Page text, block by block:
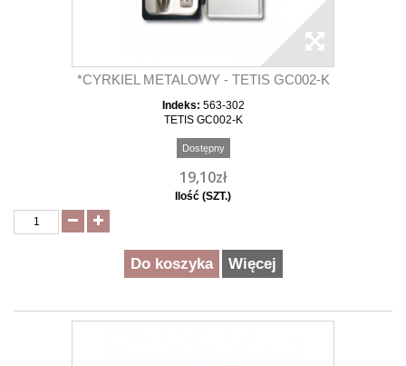
*CYRKIEL METALOWY - TETIS GC002-K
Indeks: 563-302
TETIS GC002-K
Dostępny
19,10zł
Ilość (SZT.)
Do koszyka Więcej